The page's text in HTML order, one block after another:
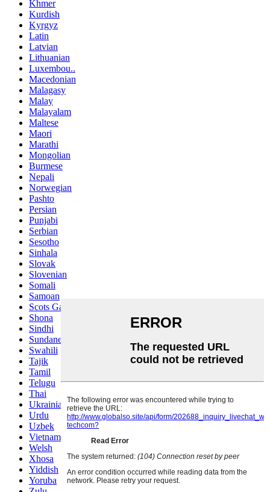
Khmer
Kurdish
Kyrgyz
Latin
Latvian
Lithuanian
Luxembou..
Macedonian
Malagasy
Malay
Malayalam
Maltese
Maori
Marathi
Mongolian
Burmese
Nepali
Norwegian
Pashto
Persian
Punjabi
Serbian
Sesotho
Sinhala
Slovak
Slovenian
Somali
Samoan
Scots Gaelic
Shona
Sindhi
Sundanese
Swahili
Tajik
Tamil
Telugu
Thai
Ukrainian
Urdu
Uzbek
Vietnamese
Welsh
Xhosa
Yiddish
Yoruba